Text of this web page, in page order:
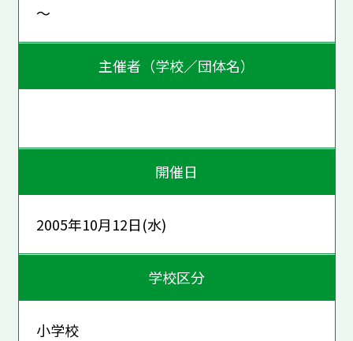
～
主催者（学校／団体名）
開催日
2005年10月12日(水)
学校区分
小学校